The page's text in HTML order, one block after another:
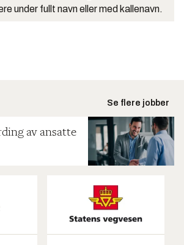
under fullt navn eller med kallenavn.
Se flere jobber
av ansatte